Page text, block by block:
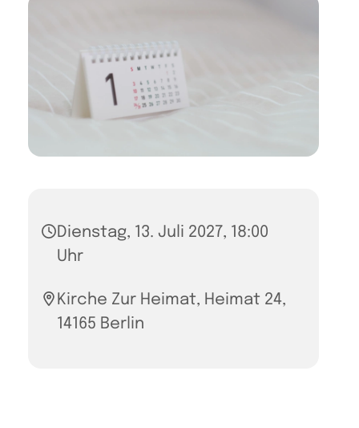
Dienstag, 13. Juli 2027, 18:00
Uhr
Kirche Zur Heimat, Heimat 24,
14165 Berlin